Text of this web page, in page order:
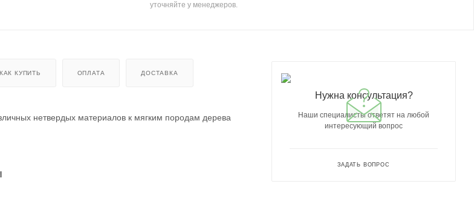
уточняйте у менеджеров.
КАК КУПИТЬ ОПЛАТА ДОСТАВКА
нетвердых материалов к мягким породам дерева
Нужна консультация?
Наши специалисты ответят на любой
интересующий вопрос
ЗАДАТЬ ВОПРОС